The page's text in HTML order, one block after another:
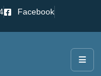
Facebook